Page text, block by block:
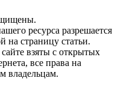
ресурса разрешается
на страницу статьи.
взяты с открытых
все права на
владельцам.